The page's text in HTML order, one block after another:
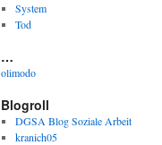
System
Tod
…
olimodo
Blogroll
DGSA Blog Soziale Arbeit
kranich05